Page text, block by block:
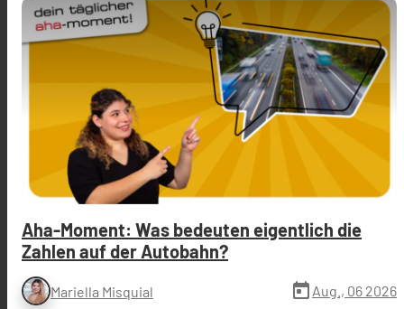
Aha-Moment: Was bedeuten eigentlich die
Zahlen auf der Autobahn?
Mariella Misquial today Aug., 06 2026